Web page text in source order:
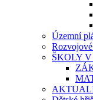
Územní
ŠKOLY